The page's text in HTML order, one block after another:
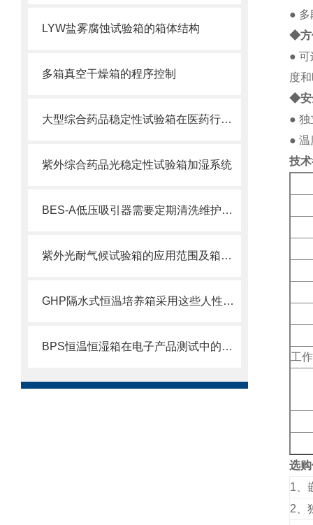
LYW盐雾腐蚀试验箱的箱体结构
多箱真空干燥箱的程序控制
大型综合药品稳定性试验箱在医药行业中的应用
紫外综合药品光稳定性试验箱加湿系统
BES-A低压吸引器需要定期清洗维护吗？
紫外光耐气候试验箱的应用范围及箱体结构
GHP隔水式恒温培养箱采用这些人性化的设计，功能更为*！
BPS恒温恒湿箱在电子产品测试中的应用
● 多
◆方
● 可
度
◆安
● 独
● 温
技术
工
选
1
2